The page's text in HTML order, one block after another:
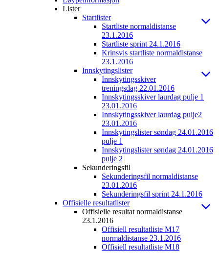
Lister
Startlister
Startliste normaldistanse
23.1.2016
Startliste sprint 24.1.2016
Krinsvis startliste normaldistanse
23.1.2016
Innskytingslister
Innskytingsskiver
treningsdag 22.01.2016
Innskytingsskiver laurdag pulje 1
23.01.2016
Innskytingsskiver laurdag pulje2
23.01.2016
Innskytingslister søndag 24.01.2016
pulje 1
Innskytingslister søndag 24.01.2016
pulje 2
Sekunderingsfil
Sekunderingsfil normaldistanse
23.01.2016
Sekunderingsfil sprint 24.1.2016
Offisielle resultatlister
Offisielle resultat normaldistanse
23.1.2016
Offisiell resultatliste M17
normaldistanse 23.1.2016
Offisiell resultatliste M18